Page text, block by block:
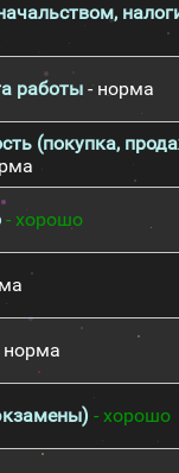
работы - норма
(покупка,
- хорошо
норма
- хорошо